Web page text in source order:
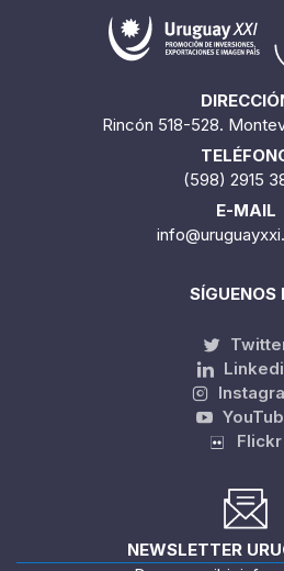
Rincón 518-528.
(598) 2915
E-MAIL
SÍGUENOS
Flickr
NEWSLETTER